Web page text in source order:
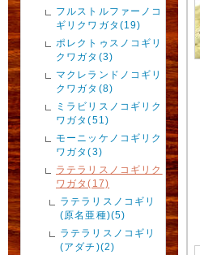
フルストルファーノコ
ギリクワガタ(19)
ポレクトゥスノコギリ
クワガタ(3)
マクレランドノコギリ
クワガタ(8)
ミラビリスノコギリク
ワガタ(51)
モーニッケノコギリク
ワガタ(3)
ラテラリスノコギリク
ワガタ(17)
ラテラリスノコギリ
(原名亜種)(5)
ラテラリスノコギリ
(アダチ)(2)